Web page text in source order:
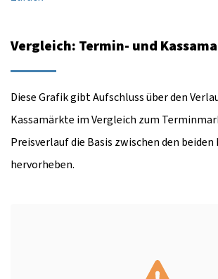
Vergleich: Termin- und
Diese Grafik gibt Aufschluss über den
Kassamärkte im Vergleich zum
Preisverlauf die Basis zwischen den
hervorheben.